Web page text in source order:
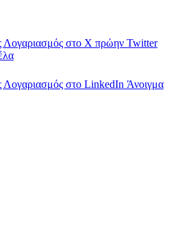
Λογαριασμός στο X πρώην Twitter
Λογαριασμός στο LinkedIn Άνοιγμα